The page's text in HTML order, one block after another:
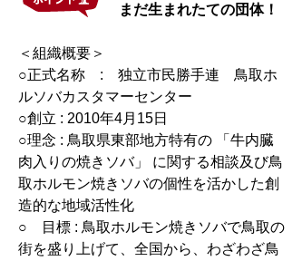
まだ生まれたての団体！
＜組織概要＞
○正式名称 : 独立市民勝手連 鳥取ホ
ルソバカスタマーセンター
○創立 : 2010年4月15日
○理念 : 鳥取県東部地方特有の 「牛内臓
肉入りの焼きソバ」 に関する相談及び鳥
取ホルモン焼きソバの個性を活かした創
造的な地域活性化
○ 目標 : 鳥取ホルモン焼きソバで鳥取の
街を盛り上げて、全国から、わざわざ鳥